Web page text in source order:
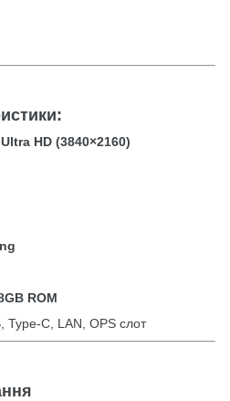
HD (3840×2160)
ROM
Type-C, LAN, OPS слот